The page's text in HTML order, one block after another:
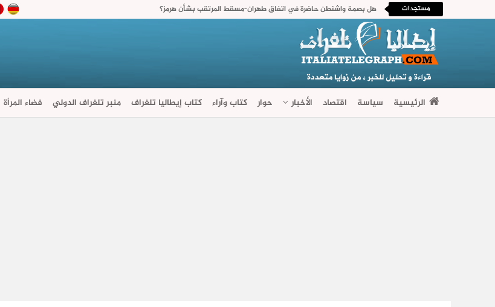
مستجدات هل بصمة واشنطن حاضرة في اتفاق طهران-مسقط المرتقب بشأن هرمز؟
الرئيسية سياسة اقتصاد الأخبار حوار كتاب وآراء كتاب إيطاليا تلغراف منبر تلغراف الدولي فضاء المرأة